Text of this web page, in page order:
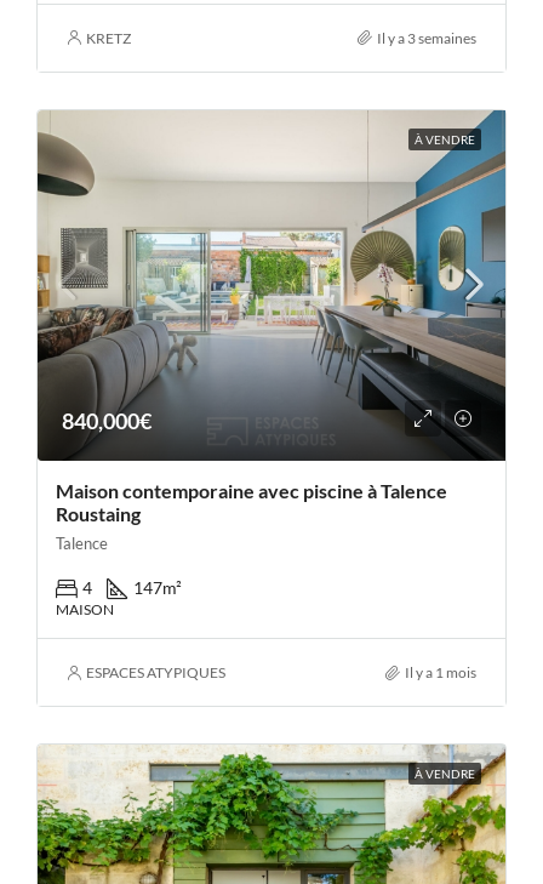
KRETZ Il y a 3 semaines
À VENDRE
840,000€
Maison contemporaine avec piscine à Talence
Roustaing
Talence
4 147m²
MAISON
ESPACES ATYPIQUES Il y a 1 mois
À VENDRE